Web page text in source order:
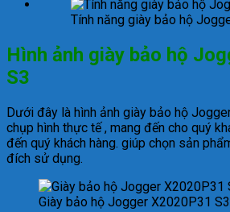
Tính năng giày bảo hộ
Hình ảnh giày bảo hộ
S3
Dưới đây là hình ảnh giày bảo hộ
chụp hình thực tế , mang đến cho quý
đến quý khách hàng. giúp chọn sản
đích sử dụng.
Giày bảo hộ Jogger X2020P31 S3